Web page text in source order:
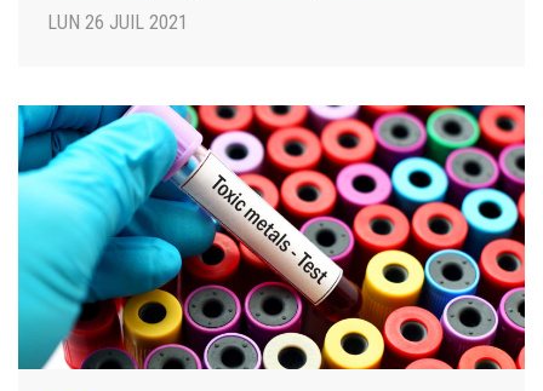
LUN 26 JUIL 2021